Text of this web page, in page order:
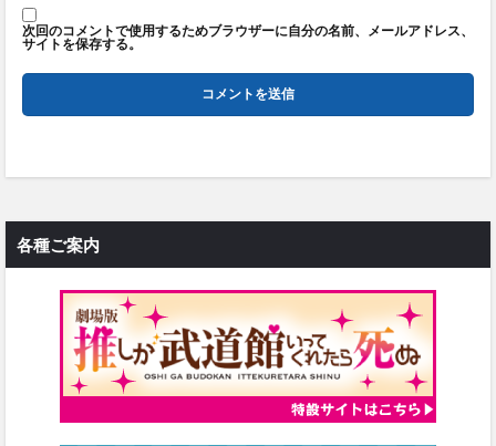
次回のコメントで使用するためブラウザーに自分の名前、メールアドレス、
サイトを保存する。
各種ご案内